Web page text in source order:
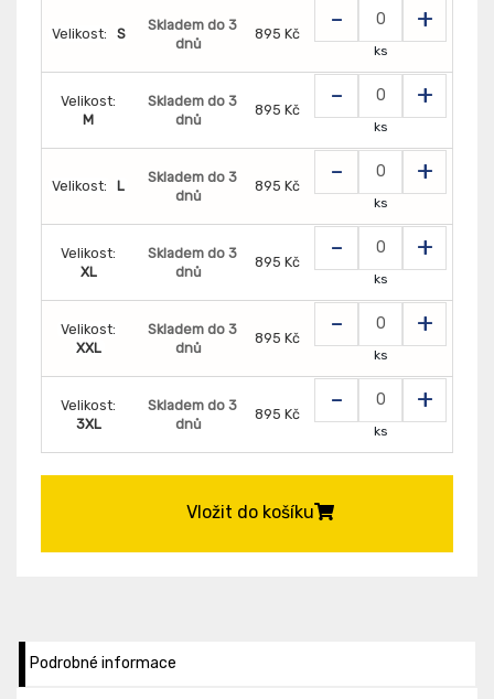
Velikost: S
Skladem do 3
dnů
895 Kč - +
ks
Velikost:
M
Skladem do 3
dnů
895 Kč - +
ks
Velikost: L
Skladem do 3
dnů
895 Kč - +
ks
Velikost:
XL
Skladem do 3
dnů
895 Kč - +
ks
Velikost:
XXL
Skladem do 3
dnů
895 Kč - +
ks
Velikost:
3XL
Skladem do 3
dnů
895 Kč - +
ks
Vložit do košíku
Podrobné informace